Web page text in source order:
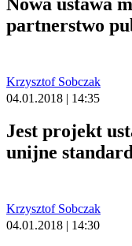
Nowa ustawa
partnerstwo
Krzysztof Sobczak
04.01.2018 | 14:35
Jest projekt
unijne
Krzysztof Sobczak
04.01.2018 | 14:30